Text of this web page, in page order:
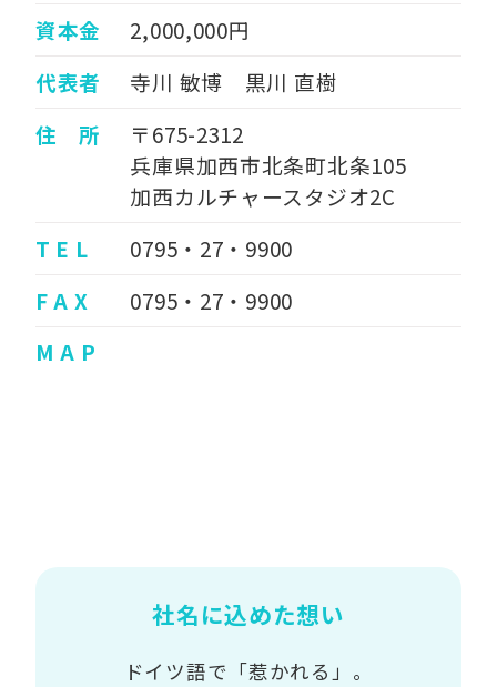
資本金
2,000,000円
代表者
寺川 敏博 黒川 直樹
住 所
〒675-2312
兵庫県加西市北条町北条105
加西カルチャースタジオ2C
T E L
0795・27・9900
F A X
0795・27・9900
M A P
社名に込めた想い
ドイツ語で「惹かれる」。